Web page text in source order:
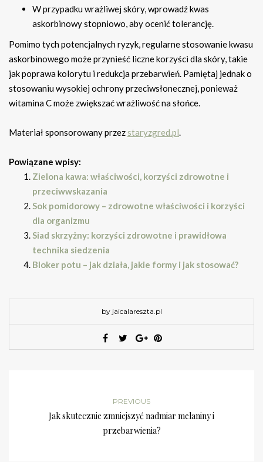
W przypadku wrażliwej skóry, wprowadź kwas
askorbinowy stopniowo, aby ocenić tolerancję.
Pomimo tych potencjalnych ryzyk, regularne stosowanie kwasu
askorbinowego może przynieść liczne korzyści dla skóry, takie
jak poprawa kolorytu i redukcja przebarwień. Pamiętaj jednak o
stosowaniu wysokiej ochrony przeciwsłonecznej, ponieważ
witamina C może zwiększać wrażliwość na słońce.
Materiał sponsorowany przezstaryzgred.pl.
Powiązane wpisy:
Zielona kawa: właściwości, korzyści zdrowotne i
przeciwwskazania
Sok pomidorowy – zdrowotne właściwości i korzyści
dla organizmu
Siad skrzyżny: korzyści zdrowotne i prawidłowa
technika siedzenia
Bloker potu – jak działa, jakie formy i jak stosować?
by jaicalareszta.pl
PREVIOUS
Jak skutecznie zmniejszyć nadmiar melaniny i
przebarwienia?